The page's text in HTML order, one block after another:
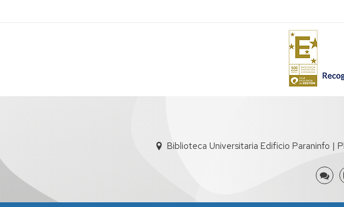
Biblioteca Universitaria Edificio Paraninfo |